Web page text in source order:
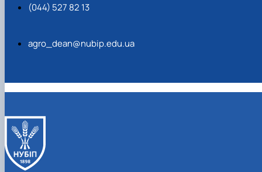
(044) 527 82 13
agro_dean@nubip.edu.ua